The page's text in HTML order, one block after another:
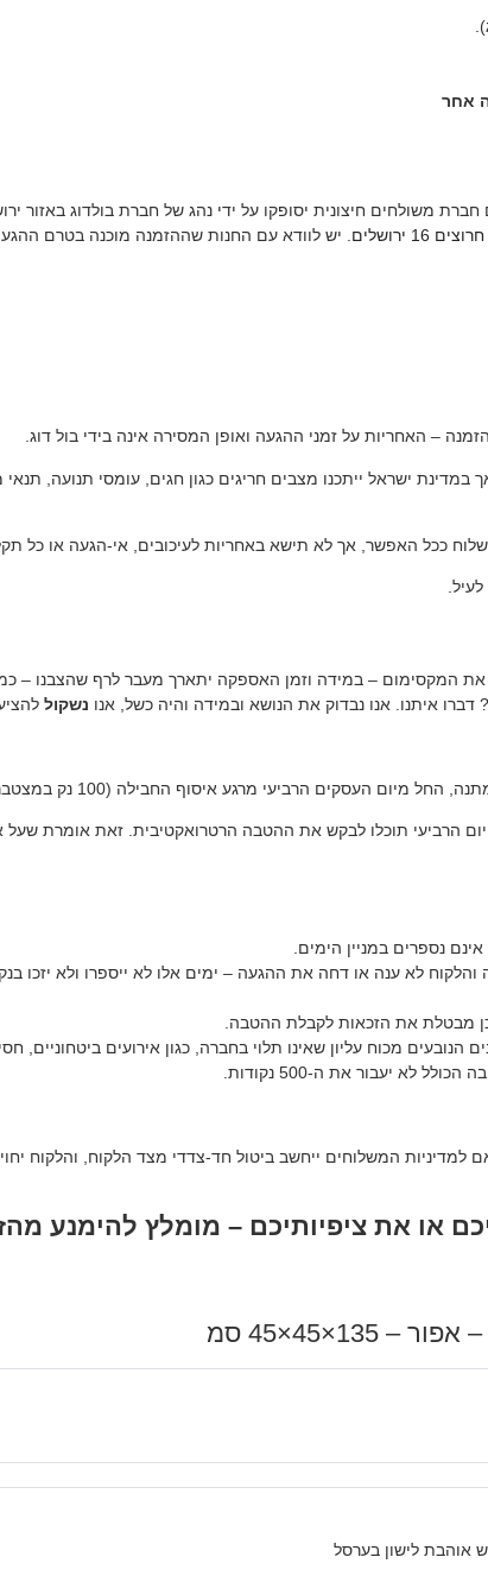
אחר
משולחים חיצונית יסופקו על ידי נהג של חברת בולדוג באזור
ירושלים . יש לוודא עם החנות שההזמנה מוכנה בטרם
– האחריות על זמני ההגעה ואופן המסירה אינה בידי בול דוג.
ישראל ייתכנו מצבים חריגים כגון חגים, עומסי תנועה, תנאי
ככל האפשר, אך לא תישא באחריות לעיכובים, אי-הגעה או כל
המקסימום – במידה וזמן האספקה יתארך מעבר לרף שהצבנו –
איתנו. אנו נבדוק את הנושא ובמידה והיה כשל, אנו נשקול
נספרים במניין הימים.
לא ענה או דחה את ההגעה – ימים אלו לא ייספרו ולא יזכו
מבטלת את הזכאות לקבלת ההטבה.
מכוח עליון שאינו תלוי בחברה, כגון אירועים ביטחוניים,
המשלוחים ייחשב ביטול חד-צדדי מצד הלקוח, והלקוח
או את ציפיותיכם – מומלץ להימנע
אוהבת לישון בערסל